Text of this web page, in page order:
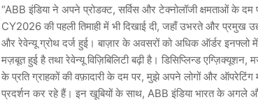
“ABB इंडिया ने अपने प्रोडक्ट, सर्विस और टेक्नोलॉजी क्षमताओं के दम
CY2026 की पहली तिमाही में भी दिखाई दी, जहाँ उभरते और प्रमुख
और रेवेन्यू ग्रोथ दर्ज हुई। बाज़ार के अवसरों को अधिक ऑर्डर इनफ्लो में
मज़बूत हुई है तथा रेवेन्यू विज़िबिलिटी बढ़ी है। डिसिप्लिन्ड एग्ज़िक्यूशन,
के प्रति ग्राहकों की वफ़ादारी के दम पर, मुझे अपने लोगों और ऑपरेटिंग
प्रदर्शन कर रहे हैं। इन खूबियों के साथ, ABB इंडिया भारत के अगले